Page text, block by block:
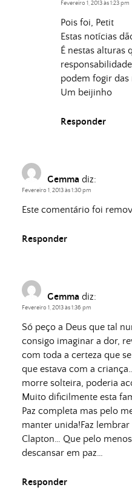
Fevereiro 1, 2013 às 1:23 pm
Pois foi, Petit
Estas notícias
É nestas alturas
podem fogir das
Um beijinho
Responder
Gemma diz:
Fevereiro 1, 2013 às 1:30 pm
Este comentário foi
Responder
Gemma diz:
Fevereiro 1, 2013 às 1:36 pm
Só peço a Deus que tal
consigo imaginar a dor,
com toda a certeza que
que estava com a
morre solteira, poderia
Muito dificilmente esta
Paz completa mas pelo
manter unida!Faz
Clapton… Que pelo
descansar em paz…
Responder